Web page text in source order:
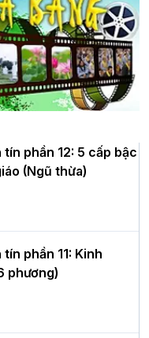
lại
lần
thứ
tân
phần 12: 5 cấp bậc
(Ngũ thừa)
phần 11: Kinh
phương)